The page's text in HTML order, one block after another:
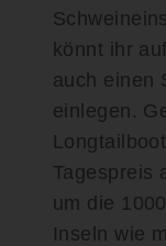
könnt ihr
auch einen
einlegen.
Tagespreis
um die
Inseln wie